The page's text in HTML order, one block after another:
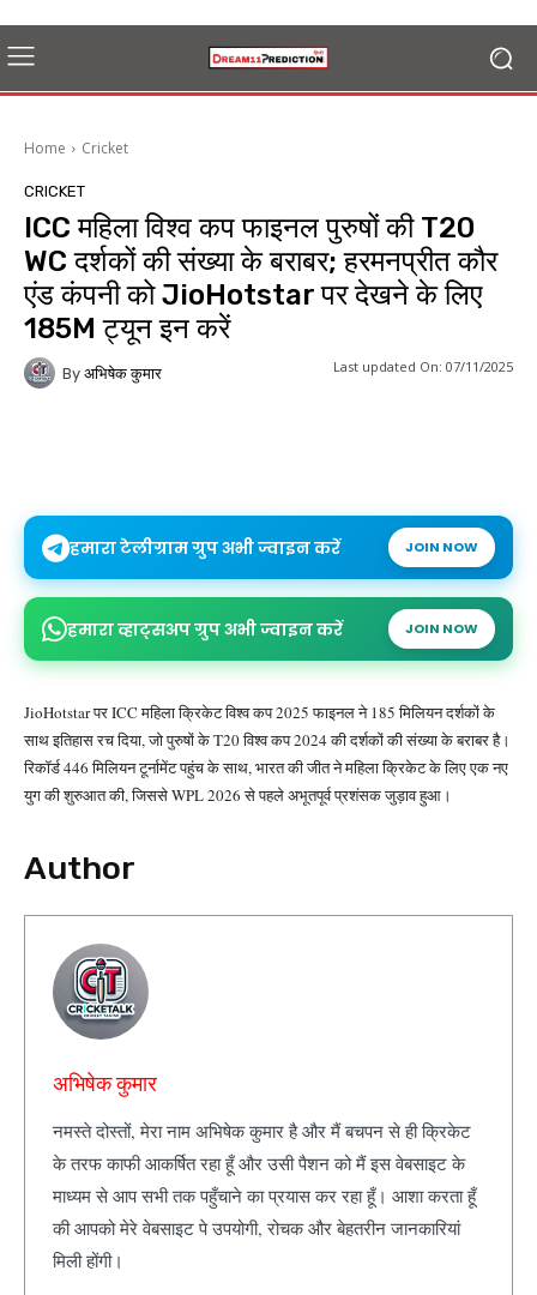
Home Cricket
CRICKET
ICC महिला विश्व कप फाइनल पुरुषों की T20
WC दर्शकों की संख्या के बराबर; हरमनप्रीत कौर
एंड कंपनी को JioHotstar पर देखने के लिए
185M ट्यून इन करें
By अभिषेक कुमार Last updated On: 07/11/2025
हमारा टेलीग्राम ग्रुप अभी ज्वाइन करें JOIN NOW
हमारा व्हाट्सअप ग्रुप अभी ज्वाइन करें JOIN NOW
JioHotstar पर ICC महिला क्रिकेट विश्व कप 2025 फाइनल ने 185 मिलियन दर्शकों के
साथ इतिहास रच दिया, जो पुरुषों के T20 विश्व कप 2024 की दर्शकों की संख्या के बराबर है।
रिकॉर्ड 446 मिलियन टूर्नामेंट पहुंच के साथ, भारत की जीत ने महिला क्रिकेट के लिए एक नए
युग की शुरुआत की, जिससे WPL 2026 से पहले अभूतपूर्व प्रशंसक जुड़ाव हुआ।
Author
अभिषेक कुमार
नमस्ते दोस्तों, मेरा नाम अभिषेक कुमार है और मैं बचपन से ही क्रिकेट
के तरफ काफी आकर्षित रहा हूँ और उसी पैशन को मैं इस वेबसाइट के
माध्यम से आप सभी तक पहुँचाने का प्रयास कर रहा हूँ। आशा करता हूँ
की आपको मेरे वेबसाइट पे उपयोगी, रोचक और बेहतरीन जानकारियां
मिली होंगी।